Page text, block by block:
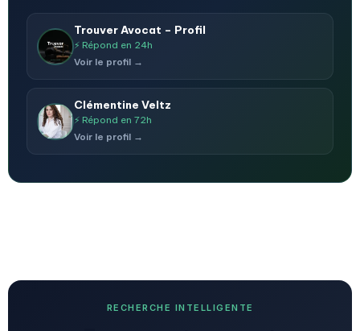
Trouver Avocat – Profil
⚡ Répond en 24h
Voir le profil →
Clémentine Veltz
⚡ Répond en 72h
Voir le profil →
RECHERCHE INTELLIGENTE